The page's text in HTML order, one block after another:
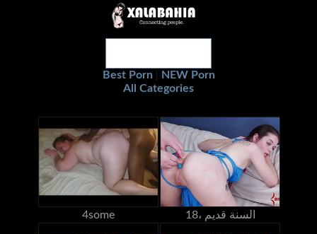
Best Porn
NEW Porn
All Categories
4some 18، السنة قديم